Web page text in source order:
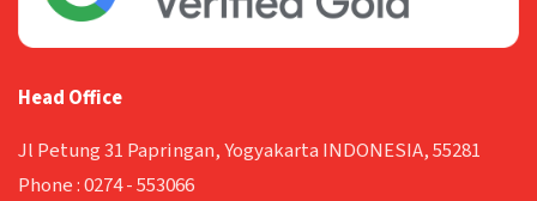
Head Office
Jl Petung 31 Papringan, Yogyakarta INDONESIA, 55281
Phone :0274 - 553066